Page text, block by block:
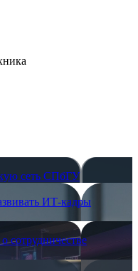
сеть СПбГУ
ИТ-кадры